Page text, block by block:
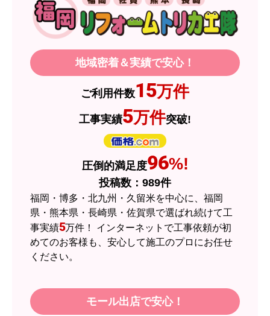
【その他感想・コメント】
製品価格もですが、設置や保証なども充実してい
るので、今後も頼りになるショップの一つです。
2026年7月3日 19:01
欲しい商品をスムーズに注文できましたか？
ショップからの連絡や対応は適切でしたか？
予定の期日までに商品が届きましたか？
はい
商品の梱包は必要十分なものでしたか？
はい
またこのショップを利用したいですか？
【注文商品】エアコン・クーラー 【注
地域密着＆実績で安心！
ご利用件数15万件
工事実績5万件突破!
圧倒的満足度96%!
投稿数： 989件
福岡・博多・北九州・久留米を中心に、福岡
県・熊本県・長崎県・佐賀県で選ばれ続けて工
事実績5万件！ インターネットで工事依頼が初
めてのお客様も、安心して施工のプロにお任せ
ください。
モール出店で安心！